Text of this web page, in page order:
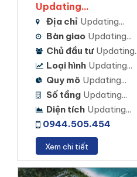
Updating...
Địa chỉ Updating...
Bàn giao Updating...
Chủ đầu tư
Loại hình Updating...
Quy mô Updating...
Số tầng Updating...
Diện tích Updating...
0944.505.454
Xem chi tiết